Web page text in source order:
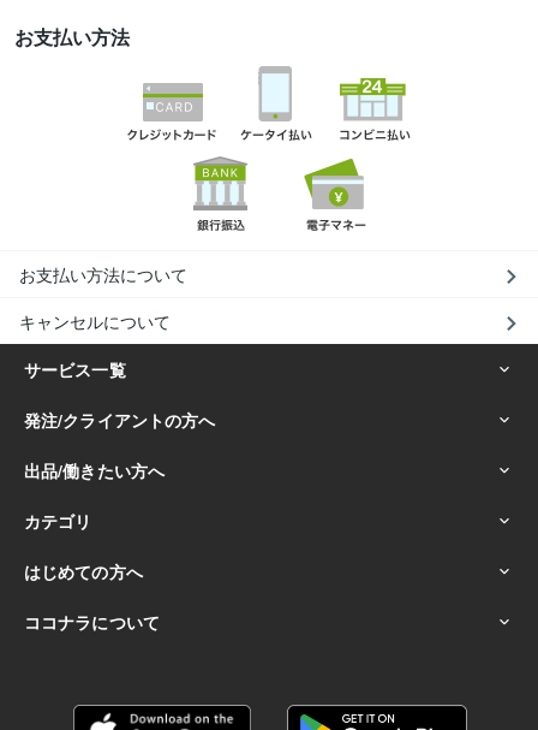
お支払い方法
お支払い方法について
キャンセルについて